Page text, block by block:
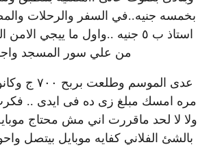
بخمسه جنيه..في السفر والرحلات
استاذ ب ٥ جنيه ..واول ما ييجي
من علي سور المسجد
عدى الموسم
مره امسك مبلغ زى ده فى ايدى ..
ولا لا لحد ماقررت اني مش محتاج
بالشئ الفلاني كفايه موبايل بيتصل